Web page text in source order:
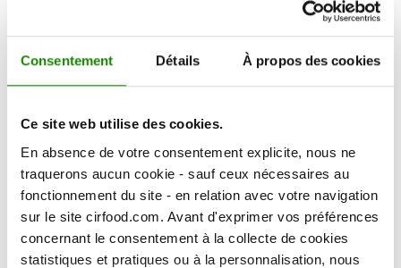
Consentement Détails À propos des cookies
Ce site web utilise des cookies.
En absence de votre consentement explicite, nous ne
traquerons aucun cookie - sauf ceux nécessaires au
fonctionnement du site - en relation avec votre navigation
sur le site cirfood.com. Avant d'exprimer vos préférences
concernant le consentement à la collecte de cookies
statistiques et pratiques ou à la personnalisation, nous
promouvoir une culture de l’alimentation
valorisant la nourriture et encourageant à une
consommation plus responsable afin
d’achat et la santé des consommateurs, en
entretenant chaque relation sous les principes
garantir la continuité de l’emploi et les
meilleures conditions économiques, sociales et